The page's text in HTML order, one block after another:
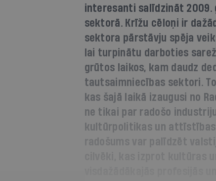
interesanti salīdzināt 2009.
sektorā. Krīžu cēloņi ir
sektora pārstāvju spēja
lai turpinātu darboties
grūtos laikos, kam daudz
tautsaimniecības sektori.
kas šajā laikā izaugusi no
ne tikai par radošo
kultūrpolitikas un
radošums var palīdzēt